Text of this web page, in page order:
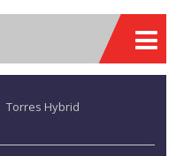
Torres Hybrid